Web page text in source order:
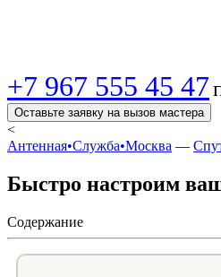
+7 967 555 45 47
Оставьте заявку на вызов мастера
<
Антенная•Служба•Москва —
Быстро настроим
Содержание